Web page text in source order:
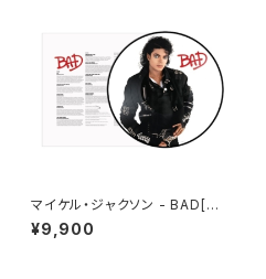
マイケル・ジャクソン - BAD[PI
CTURE VINYL](LP)
¥9,900